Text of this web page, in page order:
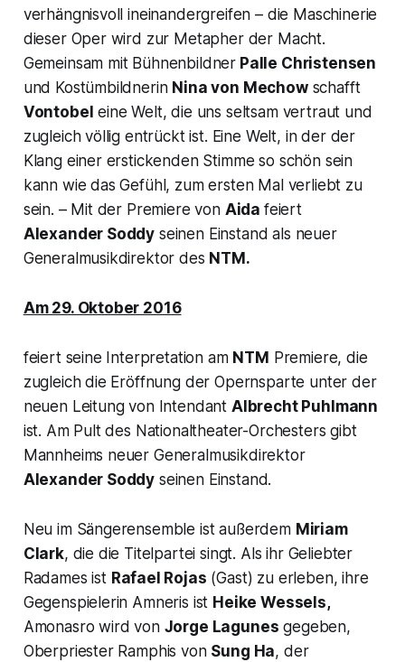
verhängnisvoll ineinandergreifen – die Maschinerie
dieser Oper wird zur Metapher der Macht.
Gemeinsam mit Bühnenbildner Palle Christensen
und Kostümbildnerin Nina von Mechowschafft
Vontobel eine Welt, die uns seltsam vertraut und
zugleich völlig entrückt ist. Eine Welt, in der der
Klang einer erstickenden Stimme so schön sein
kann wie das Gefühl, zum ersten Mal verliebt zu
sein. – Mit der Premiere von Aida feiert
Alexander Soddy seinen Einstand als neuer
Generalmusikdirektor des NTM.
Am 29. Oktober 2016
feiert seine Interpretation am NTM Premiere, die
zugleich die Eröffnung der Opernsparte unter der
neuen Leitung von Intendant Albrecht Puhlmann
ist. Am Pult des Nationaltheater-Orchesters gibt
Mannheims neuer Generalmusikdirektor
Alexander Soddy seinen Einstand.
Neu im Sängerensemble ist außerdem Miriam
Clark, die die Titelpartei singt. Als ihr Geliebter
Radames ist Rafael Rojas (Gast) zu erleben, ihre
Gegenspielerin Amneris ist Heike Wessels,
Amonasro wird von Jorge Lagunes gegeben,
Oberpriester Ramphis von Sung Ha, der